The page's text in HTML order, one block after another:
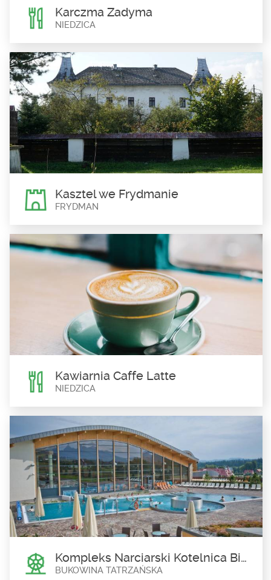
Karczma Zadyma
NIEDZICA
Karczma Zadyma
Niedzica
Zapraszamy do klimatycznej restauracji w tradycyjnym stylu z
doskonałym piwem spod samych Tatr. To...
Kasztel we Frydmanie
FRYDMAN
Kasztel we Frydmanie
Frydman
Frydmański dwór obronny, zwany też nader często kasztelem,
powstał pod koniec XVI wieku....
Kawiarnia Caffe Latte
NIEDZICA
Kawiarnia Caffe Latte
Niedzica
Zapraszamy do odwiedzenia kawiarni w Niedzicy. Orzeźwiające
drinki, piwo oraz liczne desery i kawy...
Kompleks Narciarski Kotelnica Białczańska
BUKOWINA TATRZAŃSKA